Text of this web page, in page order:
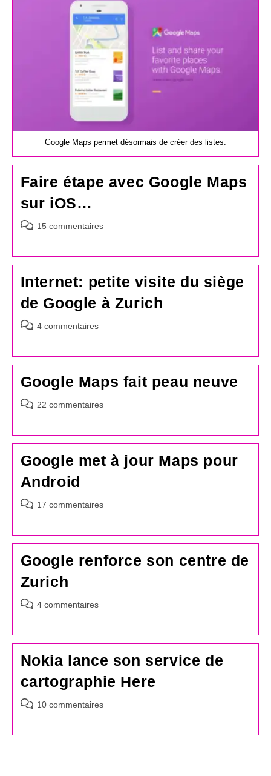
Google Maps permet désormais de créer des listes.
Faire étape avec Google Maps
sur iOS…
Commentaires
publication :
15 commentaires
Internet: petite visite du siège
de Google à Zurich
Commentaires
publication :
4 commentaires
Google Maps fait peau neuve
Commentaires
publication :
22 commentaires
Google met à jour Maps pour
Android
Commentaires
publication :
17 commentaires
Google renforce son centre de
Zurich
Commentaires
publication :
4 commentaires
Nokia lance son service de
cartographie Here
Commentaires
10 commentaires